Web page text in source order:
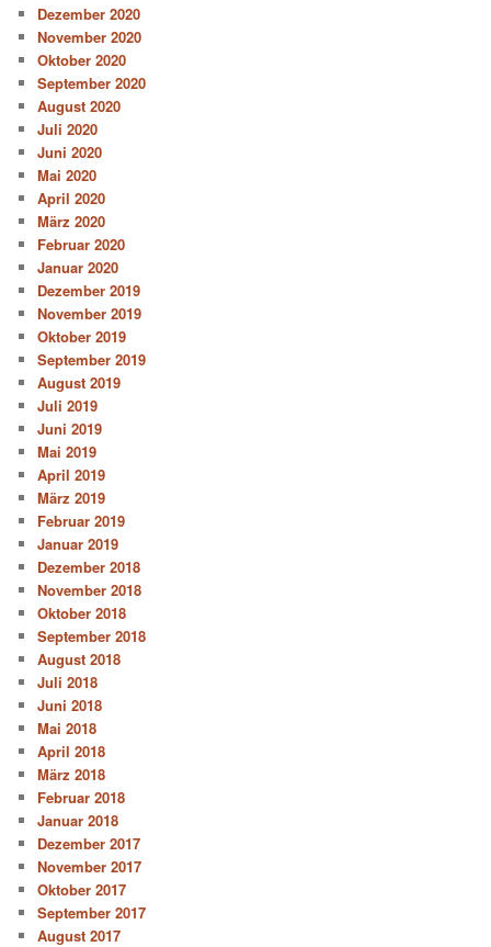
Dezember 2020
November 2020
Oktober 2020
September 2020
August 2020
Juli 2020
Juni 2020
Mai 2020
April 2020
März 2020
Februar 2020
Januar 2020
Dezember 2019
November 2019
Oktober 2019
September 2019
August 2019
Juli 2019
Juni 2019
Mai 2019
April 2019
März 2019
Februar 2019
Januar 2019
Dezember 2018
November 2018
Oktober 2018
September 2018
August 2018
Juli 2018
Juni 2018
Mai 2018
April 2018
März 2018
Februar 2018
Januar 2018
Dezember 2017
November 2017
Oktober 2017
September 2017
August 2017